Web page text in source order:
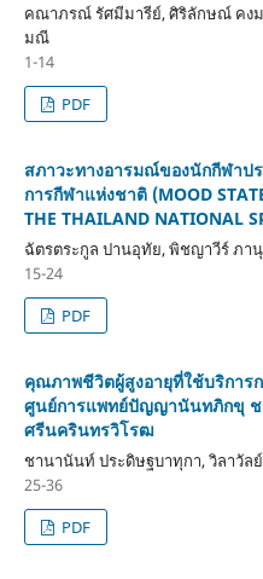
คณาภรณ์ รัศมีมารีย์, ศิริลักษณ์ คง
มณี
1-14
PDF
สภาวะทางอารมณ์ของนักกีฬาป
การกีฬาแห่งชาติ (MOOD
THE THAILAND NATIONAL
ฉัตรตระกูล ปานอุทัย, พิชญาวีร์ ภ
15-24
PDF
คุณภาพชีวิตผู้สูงอายุที่ใช้บริการ
ศูนย์การแพทย์ปัญญานันทภิกขุ ช
ศรีนครินทรวิโรฒ
ชานานันท์ ประดิษฐบาทุกา, วิลาวัล
25-36
PDF